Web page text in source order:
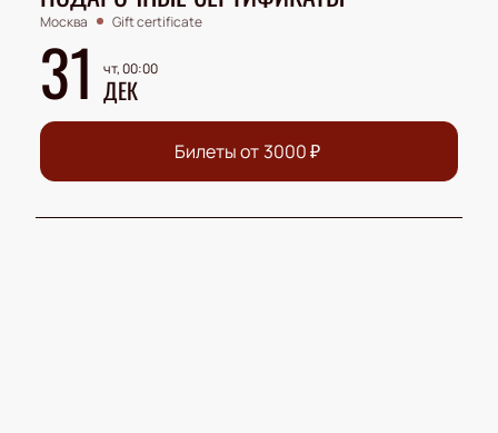
Москва Gift certificate
31 чт, 00:00
ДЕК
Билеты от 3000₽